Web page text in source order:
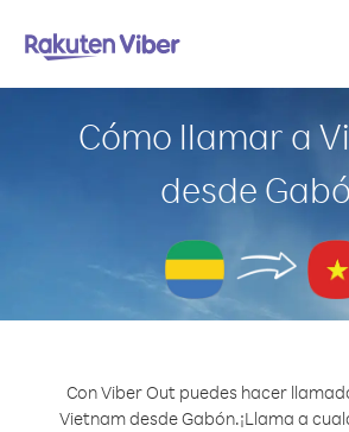
Cómo llamar a
desde
Con Viber Out puedes hacer
Vietnam desde Gabón.¡Llama a